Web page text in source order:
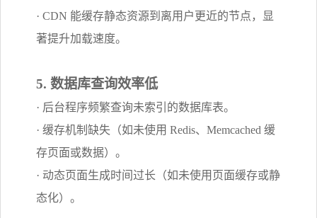
· CDN 能缓存静态资源到离用户更近的节点，显
著提升加载速度。
5. 数据库查询效率低
· 后台程序频繁查询未索引的数据库表。
· 缓存机制缺失（如未使用 Redis、Memcached 缓
存页面或数据）。
· 动态页面生成时间过长（如未使用页面缓存或静
态化）。